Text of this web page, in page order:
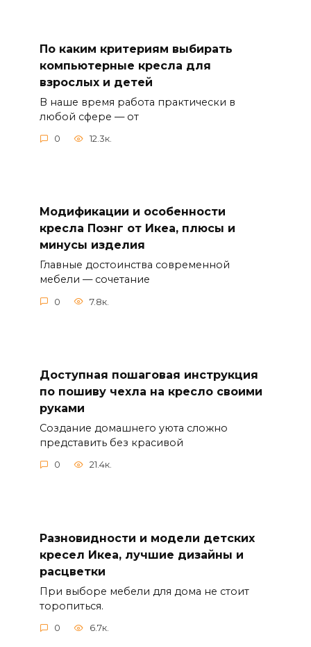
По каким критериям выбирать
компьютерные кресла для
взрослых и детей
В наше время работа практически в
любой сфере — от
0 12.3к.
Модификации и особенности
кресла Поэнг от Икеа, плюсы и
минусы изделия
Главные достоинства современной
мебели — сочетание
0 7.8к.
Доступная пошаговая инструкция
по пошиву чехла на кресло своими
руками
Создание домашнего уюта сложно
представить без красивой
0 21.4к.
Разновидности и модели детских
кресел Икеа, лучшие дизайны и
расцветки
При выборе мебели для дома не стоит
торопиться.
0 6.7к.